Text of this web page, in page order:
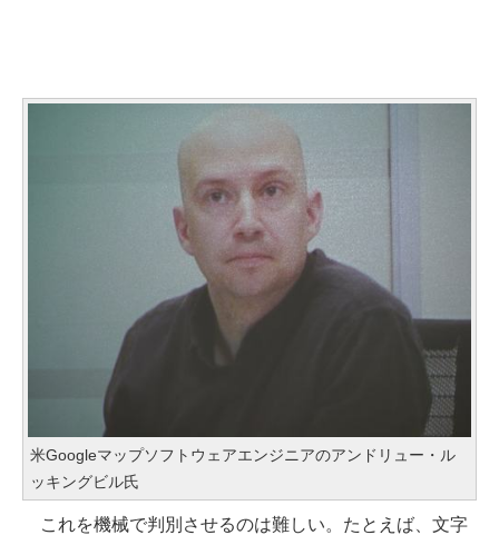
米Googleマップソフトウェアエンジニアのアンドリュー・ル
ッキングビル氏
これを機械で判別させるのは難しい。たとえば、文字